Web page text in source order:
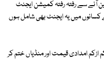
آنے سے رفتہ رفتہ کمیشن ایجنٹ
میں یہ ایجنٹ بھی شامل ہوں
سرکار نے23غذاؤں پر کم ازکم امدادی قیمت اور منڈیاں ختم کر